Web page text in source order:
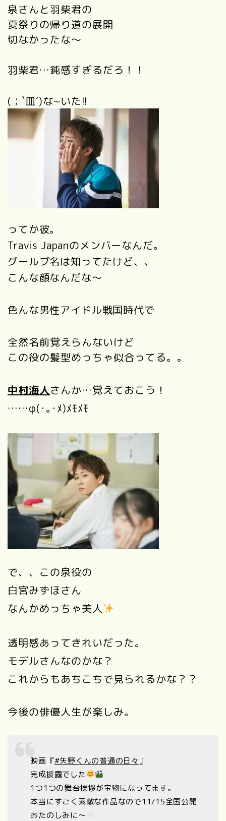
泉さんと羽柴君の
夏祭りの帰り道の展開
切なかったな～
羽柴君…鈍感すぎるだろ！！
(；`皿´)な~いた!!
ってか彼。
Travis Japanのメンバーなんだ。
グールプ名は知ってたけど、、
こんな顔なんだな～
色んな男性アイドル戦国時代で
全然名前覚えらんないけど
この役の髪型めっちゃ似合ってる。。
中村海人さんか…覚えておこう！
……φ(･｡･ﾒ)ﾒﾓﾒﾓ
で、、この泉役の
白宮みずほさん
なんかめっちゃ美人
透明感あってきれいだった。
モデルさんなのかな？
これからもあちこちで見られるかな？？
今後の俳優人生が楽しみ。
映画『#矢野くんの普通の日々』
完成披露でした
1つ1つの舞台挨拶が宝物になってます。
本当にすごく素敵な作品なので11/15全国公開
おたのしみに〜